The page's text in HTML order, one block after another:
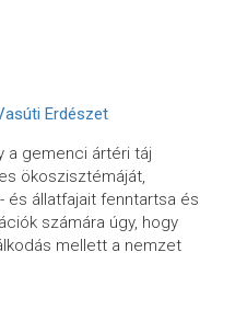
Erdészet
a gemenci ártéri táj
ökoszisztémáját,
és állatfajait fenntartsa és
számára úgy, hogy
mellett a nemzet